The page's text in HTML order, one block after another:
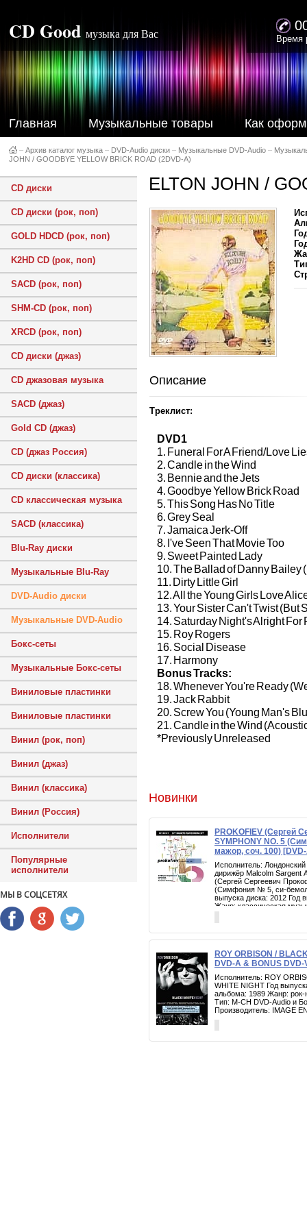
CD Good музыка для Вас Время
Главная Музыкальные товары Как
– Архив каталог музыка – DVD-Audio диски – Музыкальные DVD-Audio –
JOHN / GOODBYE YELLOW BRICK ROAD (2DVD-A)
CD диски
CD диски (рок, поп)
GOLD HDCD (рок, поп)
K2HD CD (рок, поп)
SACD (рок, поп)
SHM-CD (рок, поп)
XRCD (рок, поп)
CD диски (джаз)
CD джазовая музыка
SACD (джаз)
Gold CD (джаз)
CD (джаз Россия)
CD диски (классика)
CD классическая музыка
SACD (классика)
Blu-Ray диски
Музыкальные Blu-Ray
DVD-Audio диски
Музыкальные DVD-Audio
Бокс-сеты
Музыкальные Бокс-сеты
Виниловые пластинки
Виниловые пластинки
Винил (рок, поп)
Винил (джаз)
Винил (классика)
Винил (Россия)
Исполнители
Популярные
исполнители
МЫ В СОЦСЕТЯХ
ELTON JOHN /
Описание
Треклист:
DVD1
1. Funeral For A Friend/Love
2. Candle in the Wind
3. Bennie and the Jets
4. Goodbye Yellow Brick Road
5. This Song Has No Title
6. Grey Seal
7. Jamaica Jerk-Off
8. I've Seen That Movie Too
9. Sweet Painted Lady
10. The Ballad of Danny Bailey
11. Dirty Little Girl
12. All the Young Girls Love
13. Your Sister Can't Twist (But
14. Saturday Night's Alright For
15. Roy Rogers
16. Social Disease
17. Harmony
Bonus Tracks:
18. Whenever You're Ready
19. Jack Rabbit
20. Screw You (Young Man's
21. Candle in the Wind
*Previously Unreleased
Новинки
PROKOFIEV (Сергей
SYMPHONY NO. 5
мажор, соч. 100)
Исполнитель:
дирижёр Malcolm Sargent
(Сергей Сергеевич
(Симфония № 5, си-
выпуска диска: 2012 Год
Жанр: классическая
DVD-A и Бонус CD
RECORDS
ROY ORBISON /
DVD-A & BONUS DVD-
Исполнитель: ROY
WHITE NIGHT Год
альбома: 1989 Жанр: рок-
Тип: M-CH DVD-Audio и
Производитель: IMAGE